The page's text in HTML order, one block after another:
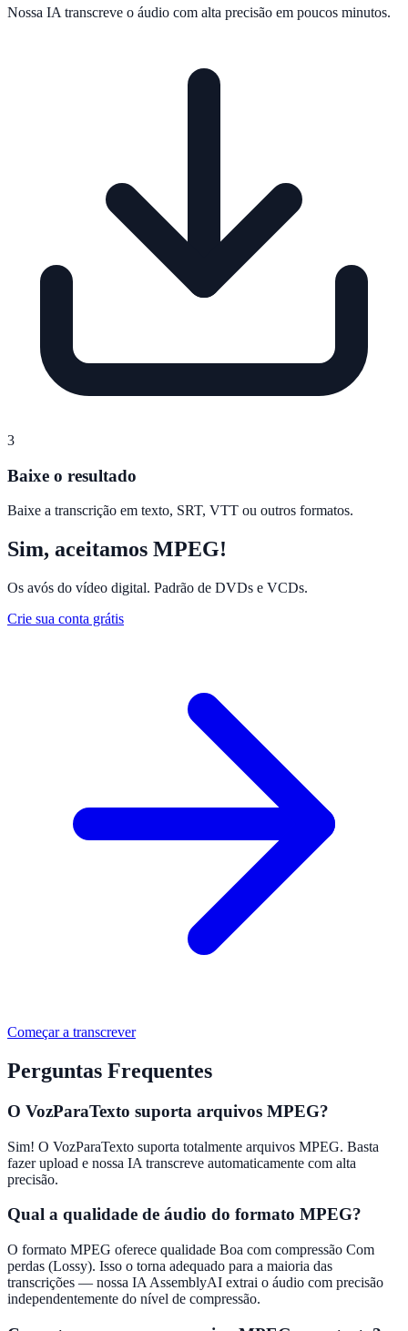
Nossa IA transcreve o áudio com alta precisão em poucos minutos.
3
Baixe o resultado
Baixe a transcrição em texto, SRT, VTT ou outros formatos.
Sim, aceitamos MPEG!
Os avós do vídeo digital. Padrão de DVDs e VCDs.
Crie sua conta grátis
Começar a transcrever
Perguntas Frequentes
O VozParaTexto suporta arquivos MPEG?
Sim! O VozParaTexto suporta totalmente arquivos MPEG. Basta
fazer upload e nossa IA transcreve automaticamente com alta
precisão.
Qual a qualidade de áudio do formato MPEG?
O formato MPEG oferece qualidade Boa com compressão Com
perdas (Lossy). Isso o torna adequado para a maioria das
transcrições — nossa IA AssemblyAI extrai o áudio com precisão
independentemente do nível de compressão.